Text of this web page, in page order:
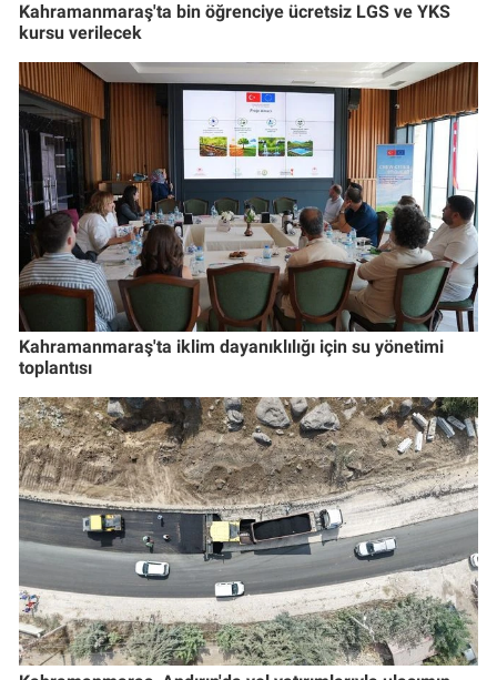
Kahramanmaraş'ta bin öğrenciye ücretsiz LGS ve YKS
kursu verilecek
Kahramanmaraş'ta iklim dayanıklılığı için su yönetimi
toplantısı